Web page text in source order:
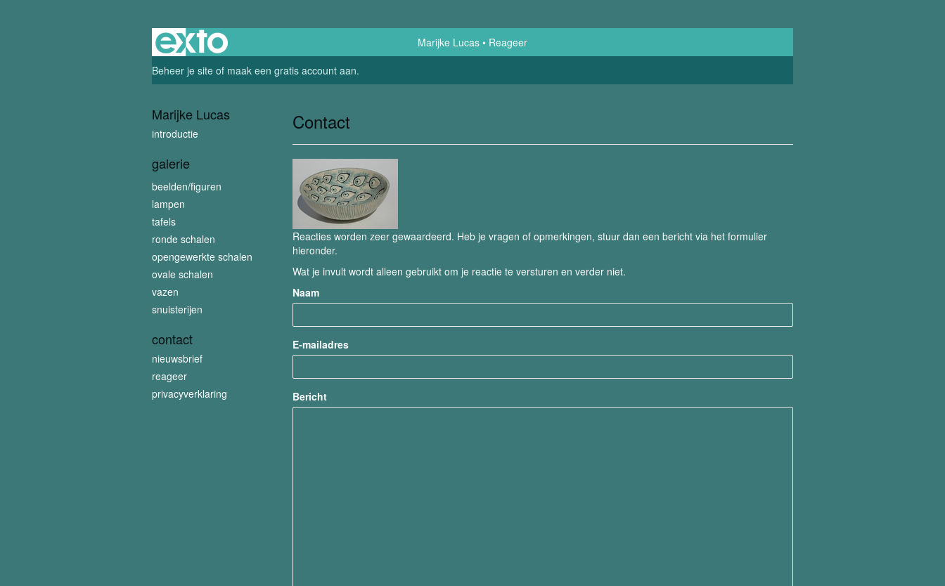
Marijke Lucas
Reageer
Beheer je site of maak een gratis account aan.
Contact
Reacties worden zeer gewaardeerd. Heb je vragen of opmerkingen, stuur dan een bericht via het formulier
hieronder.
Wat je invult wordt alleen gebruikt om je reactie te versturen en verder niet.
Naam
E-mailadres
Bericht
Marijke Lucas
introductie
galerie
beelden/figuren
lampen
tafels
ronde schalen
opengewerkte schalen
ovale schalen
vazen
snuisterijen
contact
nieuwsbrief
reageer
privacyverklaring